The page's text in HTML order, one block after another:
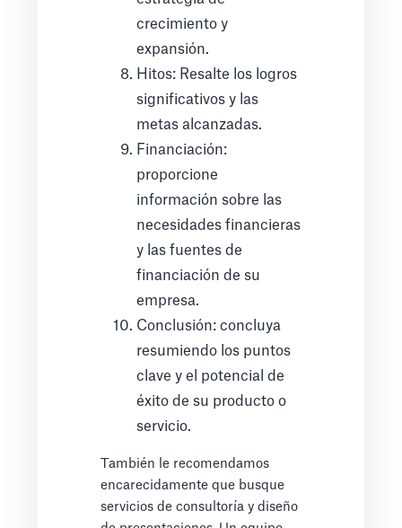
crecimiento y
expansión.
Hitos: Resalte los logros
significativos y las
metas alcanzadas.
Financiación:
proporcione
información sobre las
necesidades financieras
y las fuentes de
financiación de su
empresa.
Conclusión: concluya
resumiendo los puntos
clave y el potencial de
éxito de su producto o
servicio.
También le recomendamos
encarecidamente que busque
servicios de consultoría y diseño